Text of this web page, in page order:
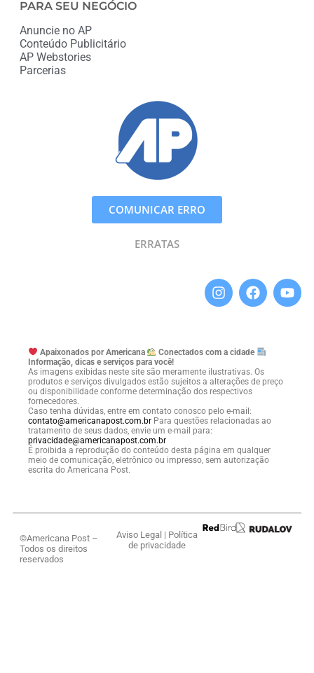
PARA SEU NEGÓCIO
Anuncie no AP
Conteúdo Publicitário
AP Webstories
Parcerias
COMUNICAR ERRO
ERRATAS
Apaixonados por Americana
Conectados com a cidade
Informação, dicas e serviços para você!
As imagens exibidas neste site são meramente ilustrativas. Os
produtos e serviços divulgados estão sujeitos a alterações de preço
ou disponibilidade conforme determinação dos respectivos
fornecedores.
Caso tenha dúvidas, entre em contato conosco pelo e-mail:
contato@americanapost.com.br Para questões relacionadas ao
tratamento de seus dados, envie um e-mail para:
privacidade@americanapost.com.br
É proibida a reprodução do conteúdo desta página em qualquer
meio de comunicação, eletrônico ou impresso, sem autorização
escrita do Americana Post.
©Americana Post –
Todos os direitos
reservados
Aviso Legal | Política
de privacidade